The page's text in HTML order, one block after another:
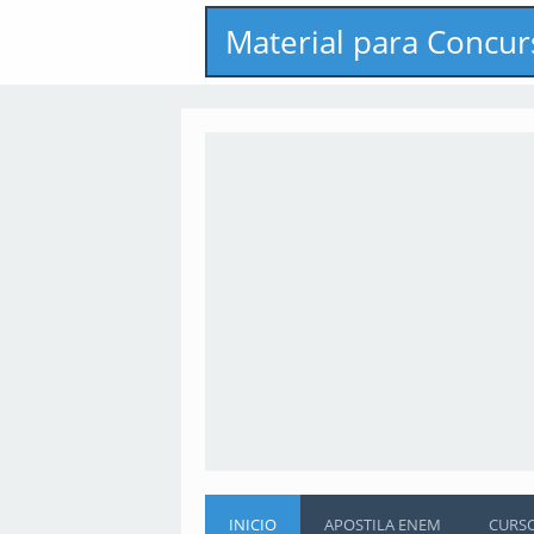
Material para
INICIO APOSTILA ENEM